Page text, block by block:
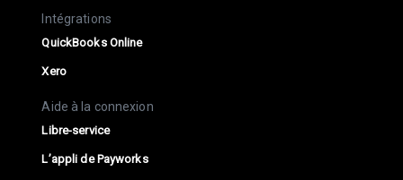
Intégrations
QuickBooks Online
Xero
Aide à la connexion
Libre-service
L’appli de Payworks